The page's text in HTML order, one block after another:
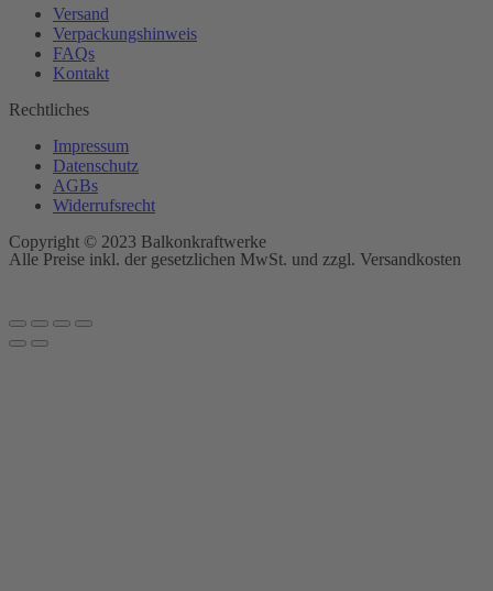
Versand
Verpackungshinweis
FAQs
Kontakt
Rechtliches
Impressum
Datenschutz
AGBs
Widerrufsrecht
Copyright © 2023 Balkonkraftwerke
Alle Preise inkl. der gesetzlichen MwSt. und zzgl. Versandkosten